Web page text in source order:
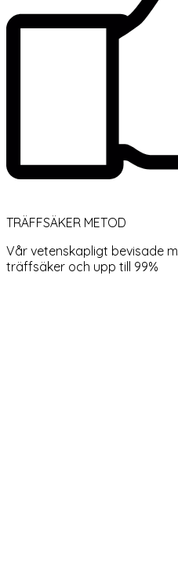
TRÄFFSÄKER METOD
Vår vetenskapligt bevisade
träffsäker och upp till 99%